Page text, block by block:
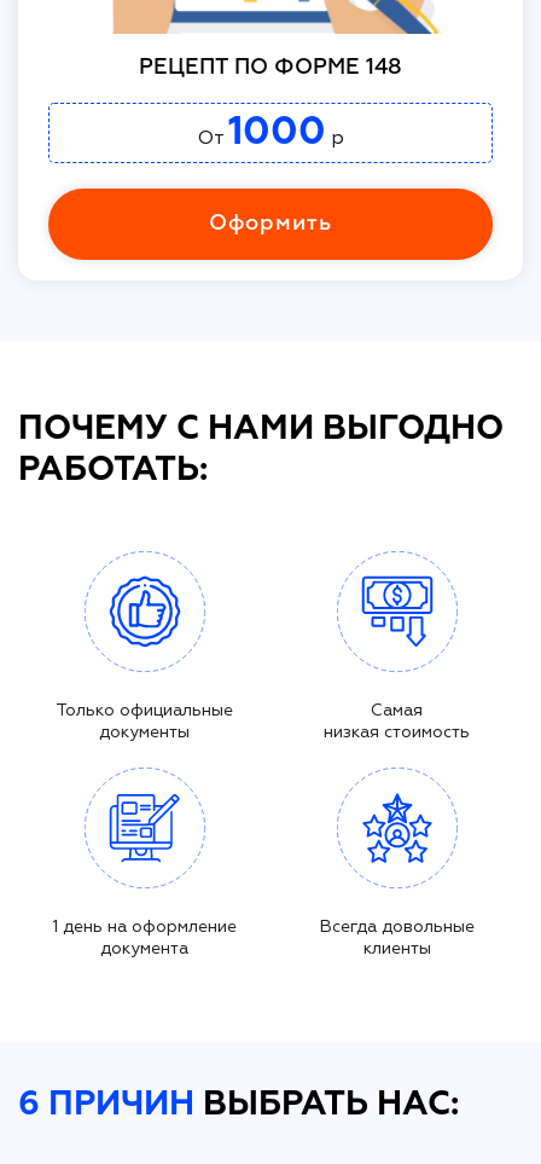
РЕЦЕПТ ПО ФОРМЕ 148
От 1000 р
Оформить
ПОЧЕМУ С НАМИ ВЫГОДНО
РАБОТАТЬ:
Только официальные
документы
Самая
низкая стоимость
1 день на оформление
документа
Всегда довольные
клиенты
6 ПРИЧИН ВЫБРАТЬ НАС: